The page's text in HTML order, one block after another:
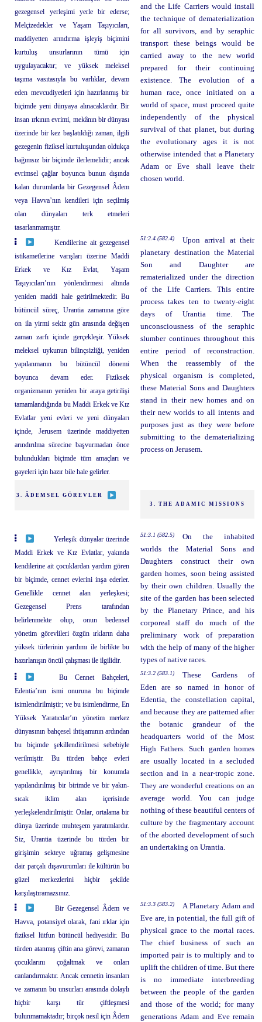
gezegensel yerleşimi yerle bir ederse;
Melçizedekler ve Yaşam Taşıyıcıları,
maddiyetten arındırma işleyiş biçimini
kurtuluş unsurlarının tümü için
uygulayacaktır; ve yüksek meleksel
taşıma vasıtasıyla bu varlıklar, devam
eden mevcudiyetleri için hazırlanmış bir
biçimde yeni dünyaya alınacaklardır. Bir
insan ırkının evrimi, mekânın bir dünyası
üzerinde bir kez başlatıldığı zaman, ilgili
gezegenin fiziksel kurtuluşundan oldukça
bağımsız bir biçimde ilerlemelidir; ancak
evrimsel çağlar boyunca bunun dışında
kalan durumlarda bir Gezegensel Âdem
veya Havva’nın kendileri için seçilmiş
olan dünyaları terk etmeleri
tasarlanmamıştır.
and the Life Carriers would install
the technique of dematerialization
for all survivors, and by seraphic
transport these beings would be
carried away to the new world
prepared for their continuing
existence. The evolution of a
human race, once initiated on a
world of space, must proceed quite
independently of the physical
survival of that planet, but during
the evolutionary ages it is not
otherwise intended that a Planetary
Adam or Eve shall leave their
chosen world.
Kendilerine ait gezegensel
istikametlerine varışları üzerine Maddi
Erkek ve Kız Evlat, Yaşam
Taşıyıcıları’nın yönlendirmesi altında
yeniden maddi hale getirilmektedir. Bu
bütüncül süreç, Urantia zamanına göre
on ila yirmi sekiz gün arasında değişen
zaman zarfı içinde gerçekleşir. Yüksek
meleksel uykunun bilinçsizliği, yeniden
yapılanmanın bu bütüncül dönemi
boyunca devam eder. Fiziksek
organizmanın yeniden bir araya getirilişi
tamamlandığında bu Maddi Erkek ve Kız
Evlatlar yeni evleri ve yeni dünyaları
içinde, Jerusem üzerinde maddiyetten
arındırılma sürecine başvurmadan önce
bulundukları biçimde tüm amaçları ve
gayeleri için hazır bile hale gelirler.
51:2.4 (582.4)
Upon arrival at their
planetary destination the Material
Son and Daughter are
rematerialized under the direction
of the Life Carriers. This entire
process takes ten to twenty-eight
days of Urantia time. The
unconsciousness of the seraphic
slumber continues throughout this
entire period of reconstruction.
When the reassembly of the
physical organism is completed,
these Material Sons and Daughters
stand in their new homes and on
their new worlds to all intents and
purposes just as they were before
submitting to the dematerializing
process on Jerusem.
3. ÂDEMSEL GÖREVLER
3. THE ADAMIC MISSIONS
Yerleşik dünyalar üzerinde
Maddi Erkek ve Kız Evlatlar, yakında
kendilerine ait çocuklardan yardım gören
bir biçimde, cennet evlerini inşa ederler.
Genellikle cennet alan yerleşkesi;
Gezegensel Prens tarafından
belirlenmekte olup, onun bedensel
yönetim görevlileri özgün ırkların daha
yüksek türlerinin yardımı ile birlikte bu
hazırlanışın öncül çalışması ile ilgilidir.
51:3.1 (582.5)
On the inhabited
worlds the Material Sons and
Daughters construct their own
garden homes, soon being assisted
by their own children. Usually the
site of the garden has been selected
by the Planetary Prince, and his
corporeal staff do much of the
preliminary work of preparation
with the help of many of the higher
types of native races.
Bu Cennet Bahçeleri,
Edentia’nın ismi onuruna bu biçimde
isimlendirilmiştir; ve bu isimlendirme, En
Yüksek Yaratıcılar’ın yönetim merkez
dünyasının bahçesel ihtişamının ardından
bu biçimde şekillendirilmesi sebebiyle
verilmiştir. Bu türden bahçe evleri
genellikle, ayrıştırılmış bir konumda
yapılandırılmış bir birimde ve bir yakın-
sıcak iklim alan içerisinde
yerleşkelendirilmiştir. Onlar, ortalama bir
dünya üzerinde muhteşem yaratımlardır.
Siz, Urantia üzerinde bu türden bir
girişimin sekteye uğramış gelişmesine
dair parçalı dışavurumları ile kültürün bu
güzel merkezlerini hiçbir şekilde
karşılaştıramazsınız.
51:3.2 (583.1)
These Gardens of
Eden are so named in honor of
Edentia, the constellation capital,
and because they are patterned after
the botanic grandeur of the
headquarters world of the Most
High Fathers. Such garden homes
are usually located in a secluded
section and in a near-tropic zone.
They are wonderful creations on an
average world. You can judge
nothing of these beautiful centers of
culture by the fragmentary account
of the aborted development of such
an undertaking on Urantia.
Bir Gezegensel Âdem ve
Havva, potansiyel olarak, fani ırklar için
fiziksel lütfun bütüncül hediyesidir. Bu
türden atanmış çiftin ana görevi, zamanın
çocuklarını çoğaltmak ve onları
canlandırmaktır. Ancak cennetin insanları
ve zamanın bu unsurları arasında dolaylı
hiçbir karşı tür çiftleşmesi
bulunmamaktadır; birçok nesil için Âdem
51:3.3 (583.2)
A Planetary Adam and
Eve are, in potential, the full gift of
physical grace to the mortal races.
The chief business of such an
imported pair is to multiply and to
uplift the children of time. But there
is no immediate interbreeding
between the people of the garden
and those of the world; for many
generations Adam and Eve remain